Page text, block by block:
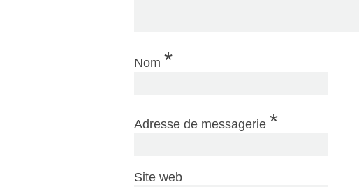
Nom *
Adresse de messagerie *
Site web